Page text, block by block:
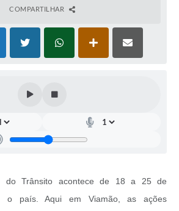
COMPARTILHAR
do Trânsito acontece de 18 a 25 de
o país. Aqui em Viamão, as ações